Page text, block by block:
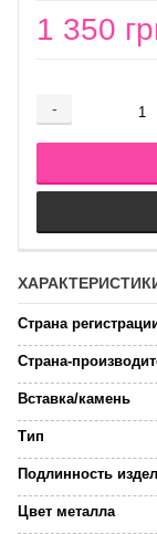
1 350
-
Страна
Страна-
Вставка/камень
Тип
Подлинность
Цвет металла